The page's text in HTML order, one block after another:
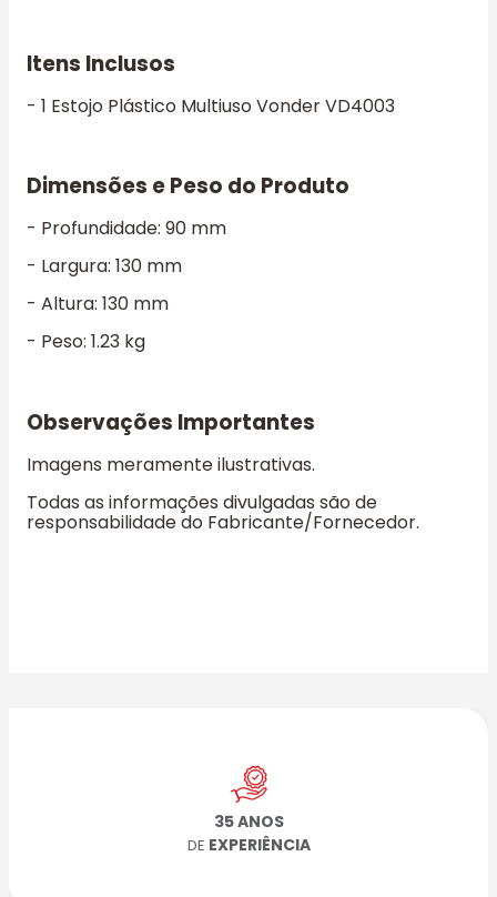
Itens Inclusos
- 1 Estojo Plástico Multiuso Vonder VD4003
Dimensões e Peso do Produto
- Profundidade: 90 mm
- Largura: 130 mm
- Altura: 130 mm
- Peso: 1.23 kg
Observações Importantes
Imagens meramente ilustrativas.
Todas as informações divulgadas são de
responsabilidade do Fabricante/Fornecedor.
35 ANOS
DE EXPERIÊNCIA